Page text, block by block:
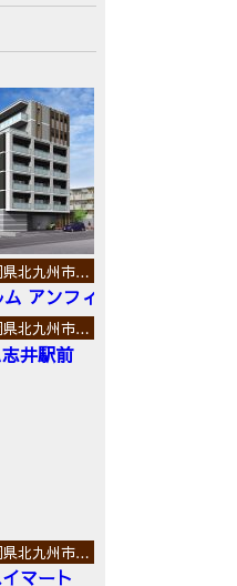
県北九州市…
アンフィニ
ー）
県北九州市…
井駅前
県北九州市…
マート